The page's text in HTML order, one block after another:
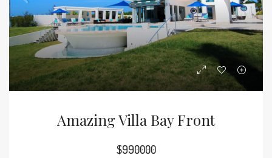
Amazing Villa Bay Front
$990000